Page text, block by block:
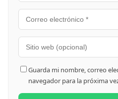
Guarda mi nombre, correo
navegador para la próxima